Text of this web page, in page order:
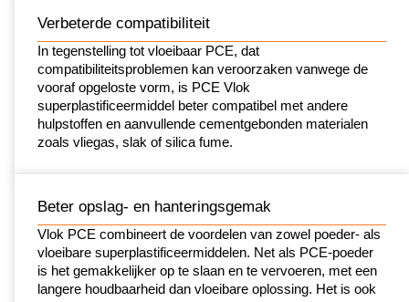
Verbeterde compatibiliteit
In tegenstelling tot vloeibaar PCE, dat
compatibiliteitsproblemen kan veroorzaken vanwege de
vooraf opgeloste vorm, is PCE Vlok
superplastificeermiddel beter compatibel met andere
hulpstoffen en aanvullende cementgebonden materialen
zoals vliegas, slak of silica fume.
Beter opslag- en hanteringsgemak
Vlok PCE combineert de voordelen van zowel poeder- als
vloeibare superplastificeermiddelen. Net als PCE-poeder
is het gemakkelijker op te slaan en te vervoeren, met een
langere houdbaarheid dan vloeibare oplossing. Het is ook